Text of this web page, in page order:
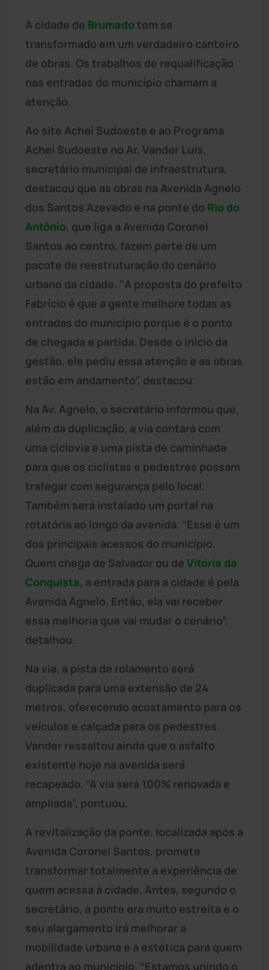
A cidade de Brumadotem se
transformado em um verdadeiro canteiro
de obras. Os trabalhos de requalificação
nas entradas do município chamam a
atenção.
Ao site Achei Sudoeste e ao Programa
Achei Sudoeste no Ar, Vander Luís,
secretário municipal de infraestrutura,
destacou que as obras na Avenida Agnelo
dos Santos Azevedo e na ponte do Rio do
Antônio, que liga a Avenida Coronel
Santos ao centro, fazem parte de um
pacote de reestruturação do cenário
urbano da cidade. "A proposta do prefeito
Fabrício é que a gente melhore todas as
entradas do município porque é o ponto
de chegada e partida. Desde o início da
gestão, ele pediu essa atenção e as obras
estão em andamento", destacou.
Na Av. Agnelo, o secretário informou que,
além da duplicação, a via contará com
uma ciclovia e uma pista de caminhada
para que os ciclistas e pedestres possam
trafegar com segurança pelo local.
Também será instalado um portal na
rotatória ao longo da avenida. “Esse é um
dos principais acessos do município.
Quem chega de Salvador ou de Vitória da
Conquista, a entrada para a cidade é pela
Avenida Agnelo. Então, ela vai receber
essa melhoria que vai mudar o cenário”,
detalhou.
Na via, a pista de rolamento será
duplicada para uma extensão de 24
metros, oferecendo acostamento para os
veículos e calçada para os pedestres.
Vander ressaltou ainda que o asfalto
existente hoje na avenida será
recapeado. “A via será 100% renovada e
ampliada”, pontuou.
A revitalização da ponte, localizada após a
Avenida Coronel Santos, promete
transformar totalmente a experiência de
quem acessa à cidade. Antes, segundo o
secretário, a ponte era muito estreita e o
seu alargamento irá melhorar a
mobilidade urbana e a estética para quem
adentra ao município. “Estamos unindo o